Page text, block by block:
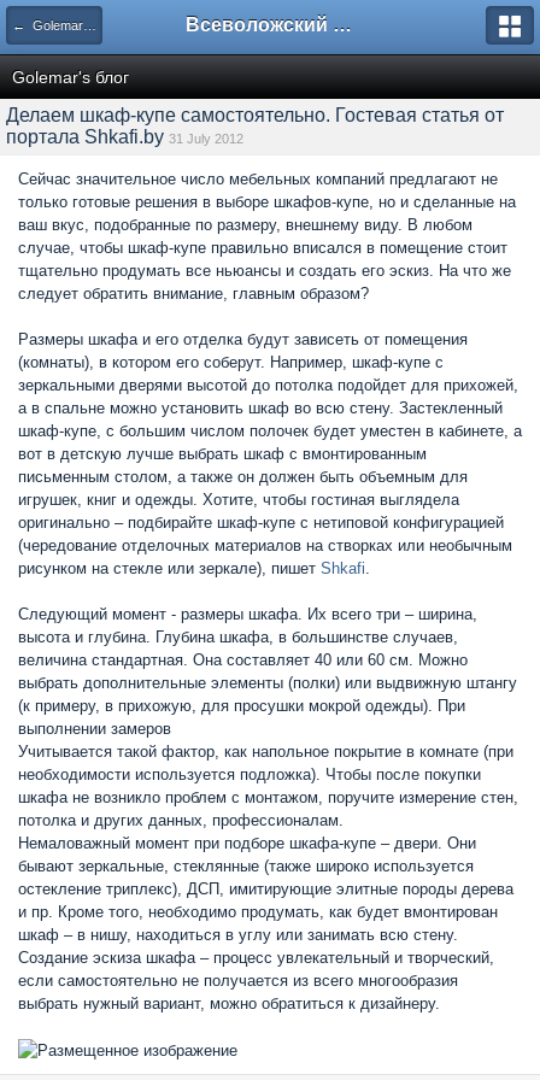
← Golemar's блог Всеволожский форум
Golemar's блог
Делаем шкаф-купе самостоятельно. Гостевая статья от
портала Shkafi.by 31 July 2012
Сейчас значительное число мебельных компаний предлагают не
только готовые решения в выборе шкафов-купе, но и сделанные на
ваш вкус, подобранные по размеру, внешнему виду. В любом
случае, чтобы шкаф-купе правильно вписался в помещение стоит
тщательно продумать все ньюансы и создать его эскиз. На что же
следует обратить внимание, главным образом?
Размеры шкафа и его отделка будут зависеть от помещения
(комнаты), в котором его соберут. Например, шкаф-купе с
зеркальными дверями высотой до потолка подойдет для прихожей,
а в спальне можно установить шкаф во всю стену. Застекленный
шкаф-купе, с большим числом полочек будет уместен в кабинете, а
вот в детскую лучше выбрать шкаф с вмонтированным
письменным столом, а также он должен быть объемным для
игрушек, книг и одежды. Хотите, чтобы гостиная выглядела
оригинально – подбирайте шкаф-купе с нетиповой конфигурацией
(чередование отделочных материалов на створках или необычным
рисунком на стекле или зеркале), пишет Shkafi.
Следующий момент - размеры шкафа. Их всего три – ширина,
высота и глубина. Глубина шкафа, в большинстве случаев,
величина стандартная. Она составляет 40 или 60 см. Можно
выбрать дополнительные элементы (полки) или выдвижную штангу
(к примеру, в прихожую, для просушки мокрой одежды). При
выполнении замеров
Учитывается такой фактор, как напольное покрытие в комнате (при
необходимости используется подложка). Чтобы после покупки
шкафа не возникло проблем с монтажом, поручите измерение стен,
потолка и других данных, профессионалам.
Немаловажный момент при подборе шкафа-купе – двери. Они
бывают зеркальные, стеклянные (также широко используется
остекление триплекс), ДСП, имитирующие элитные породы дерева
и пр. Кроме того, необходимо продумать, как будет вмонтирован
шкаф – в нишу, находиться в углу или занимать всю стену.
Создание эскиза шкафа – процесс увлекательный и творческий,
если самостоятельно не получается из всего многообразия
выбрать нужный вариант, можно обратиться к дизайнеру.